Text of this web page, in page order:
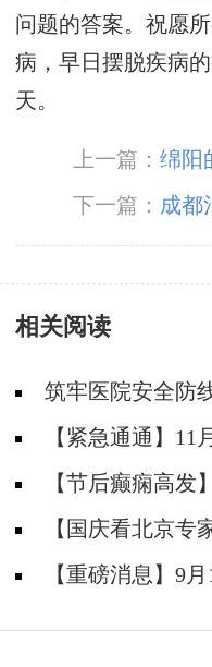
问题的答案。祝愿
病，早日摆脱疾病
天。
上一篇：绵阳
下一篇： 成都
相关阅读
筑牢医院安全防
防安全培训纪实
【紧急通通】11
神经内科胡颖教授
【节后癫痫高发
院陈葵博士免费会
题！
【国庆看北京专
天坛&首钢医院两大
【重磅消息】9